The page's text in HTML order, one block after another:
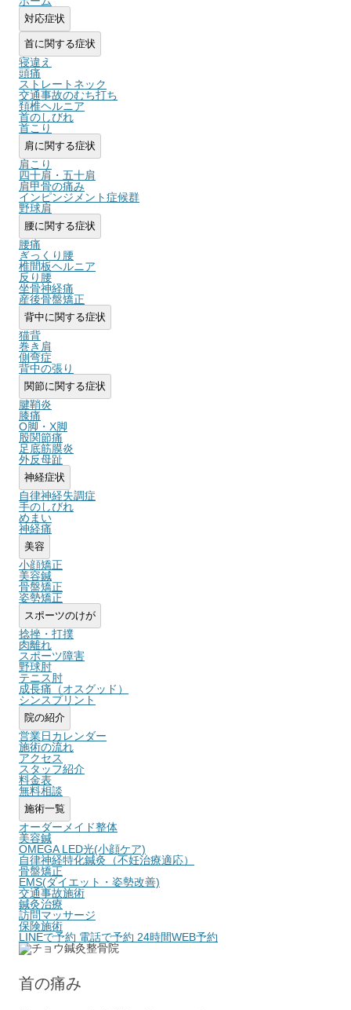
対応症状
首に関する症状
寝違え
頭痛
ストレートネック
交通事故のむち打ち
頚椎ヘルニア
首のしびれ
首こり
肩に関する症状
肩こり
四十肩・五十肩
肩甲骨の痛み
インピンジメント症候群
野球肩
腰に関する症状
腰痛
ぎっくり腰
椎間板ヘルニア
反り腰
坐骨神経痛
産後骨盤矯正
背中に関する症状
猫背
巻き肩
側弯症
背中の張り
関節に関する症状
腱鞘炎
膝痛
O脚・X脚
股関節痛
足底筋膜炎
外反母趾
神経症状
自律神経失調症
手のしびれ
めまい
神経痛
美容
小顔矯正
美容鍼
骨盤矯正
姿勢矯正
スポーツのけが
捻挫・打撲
肉離れ
スポーツ障害
野球肘
テニス肘
成長痛（オスグッド）
シンスプリント
院の紹介
営業日カレンダー
施術の流れ
アクセス
スタッフ紹介
料金表
無料相談
施術一覧
オーダーメイド整体
美容鍼
OMEGA LED光(小顔ケア)
自律神経特化鍼灸（不妊治療適応）
骨盤矯正
EMS(ダイエット・姿勢改善)
交通事故施術
鍼灸治療
訪問マッサージ
保険施術
LINEで予約 電話で予約 24時間WEB予約
首の痛み